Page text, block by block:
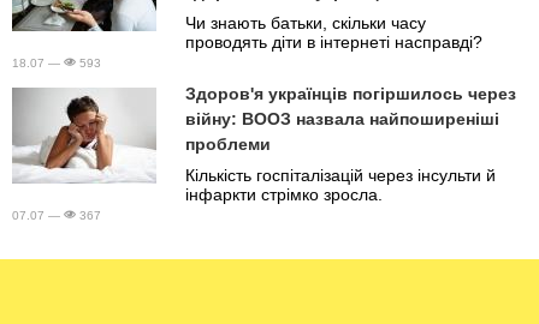
Чи знають батьки, скільки часу
проводять діти в інтернеті насправді?
18.07 — 593
Здоров'я українців погіршилось через
війну: ВООЗ назвала найпоширеніші
проблеми
Кількість госпіталізацій через інсульти й
інфаркти стрімко зросла.
07.07 — 367